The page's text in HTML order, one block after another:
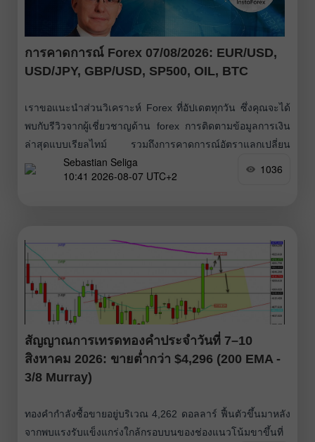
การคาดการณ์ Forex 07/08/2026: EUR/USD,
USD/JPY, GBP/USD, SP500, OIL, BTC
เราขอแนะนำส่วนวิเคราะห์ Forex ที่อัปเดตทุกวัน ซึ่งคุณจะได้
พบกับรีวิวจากผู้เชี่ยวชาญด้าน forex การติดตามข้อมูลการเงิน
ล่าสุดแบบเรียลไทม์ รวมถึงการคาดการณ์อัตราแลกเปลี่ยน
ออนไลน์ของดอลลาร์สหรัฐ ยูโร รูเบิล บิตคอยน์ และสกุลเงินอื่น
ๆ สำหรับวันนี้ พรุ่งนี้ และทั้งสัปดาห์การเทรดนี้
Sebastian Seliga
10:41 2026-08-07 UTC+2
1036
สัญญาณการเทรดทองคำประจำวันที่ 7–10
สิงหาคม 2026: ขายต่ำกว่า $4,296 (200 EMA -
3/8 Murray)
ทองคำกำลังซื้อขายอยู่บริเวณ 4,262 ดอลลาร์ ฟื้นตัวขึ้นมาหลัง
จากพบแรงรับแข็งแกร่งใกล้กรอบบนของช่องแนวโน้มขาขึ้นที่